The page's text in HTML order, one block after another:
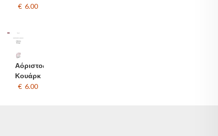
€ 6.00
Αόριστος
Κουάρκ
€ 6.00